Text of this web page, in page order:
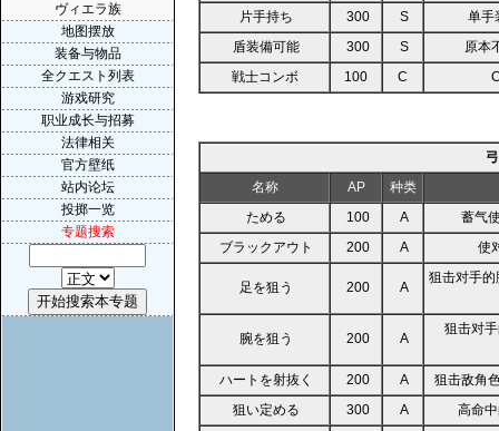
片手持ち
300 S
单手
盾装備可能
300 S
原本
戦士コンボ
100 C
名称
AP
种类
ためる
100 A
蓄气
ブラックアウト
200 A 使
足を狙う 200 A
狙击对手
腕を狙う 200 A
狙击对
ハートを射抜く 200 A
狙击敌角
狙い定める
300 A
高命
ヴィエラ族
地图摆放
装备与物品
全クエスト列表
游戏研究
职业成长与招募
法律相关
官方壁纸
站内论坛
投掷一览
专题搜索